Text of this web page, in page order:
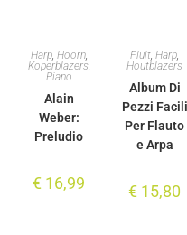
Harp, Hoorn,
Koperblazers,
Piano
Alain
Weber:
Preludio
€ 16,99
Fluit,Harp,
Houtblazers
Album Di
Pezzi Facili
Per Flauto
e Arpa
€ 15,80